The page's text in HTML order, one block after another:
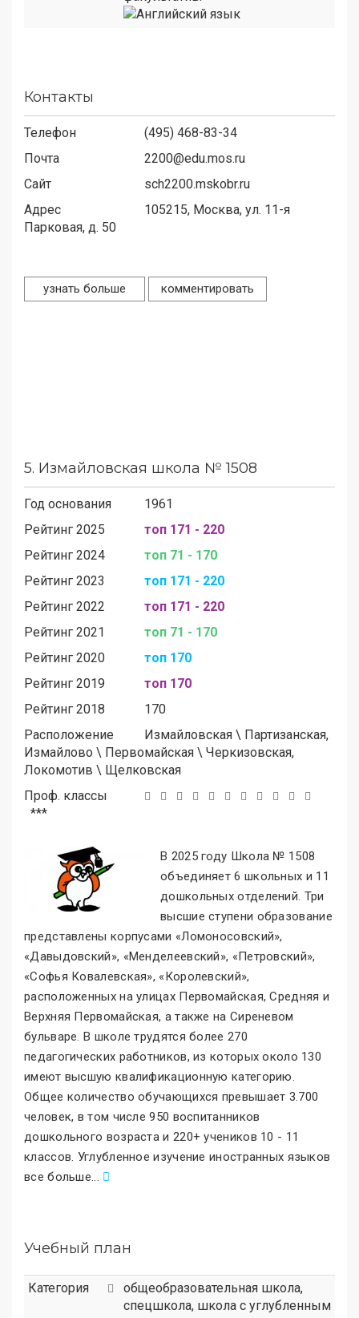
Контакты
Телефон
(495) 468-83-34
Почта
2200@edu.mos.ru
Сайт
sch2200.mskobr.ru
Адрес
105215, Москва, ул. 11-я
Парковая, д. 50
узнать больше комментировать
5. Измайловская школа № 1508
Год основания
1961
Рейтинг 2025
топ 171 - 220
Рейтинг 2024
топ 71 - 170
Рейтинг 2023
топ 171 - 220
Рейтинг 2022
топ 171 - 220
Рейтинг 2021
топ 71 - 170
Рейтинг 2020
топ 170
Рейтинг 2019
топ 170
Рейтинг 2018
170
Расположение
Измайловская \ Партизанская,
Измайлово \ Первомайская \ Черкизовская,
Локомотив \ Щелковская
Проф. классы
***
В 2025 году Школа № 1508
объединяет 6 школьных и 11
дошкольных отделений. Три
высшие ступени образование
представлены корпусами «Ломоносовский»,
«Давыдовский», «Менделеевский», «Петровский»,
«Софья Ковалевская», «Королевский»,
расположенных на улицах Первомайская, Средняя и
Верхняя Первомайская, а также на Сиреневом
бульваре. В школе трудятся более 270
педагогических работников, из которых около 130
имеют высшую квалификационную категорию.
Общее количество обучающихся превышает 3.700
человек, в том числе 950 воспитанников
дошкольного возраста и 220+ учеников 10 - 11
классов. Углубленное изучение иностранных языков
все больше...
Учебный план
Категория общеобразовательная школа,
спецшкола, школа с углубленным